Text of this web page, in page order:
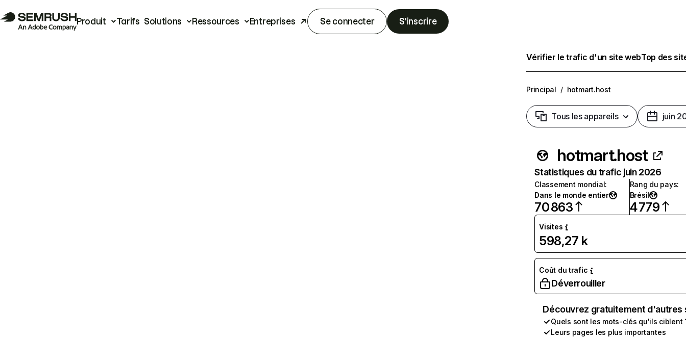
Produit Tarifs Solutions Ressources Entreprises Se connecter S'inscrire
Vérifier le trafic d'un site webTop des
Principal / hotmart.host
Tous les appareils juin
hotmart.host
Statistiques du trafic juin 2026
Classement mondial:
Dans le monde entier
70 863
Rang du pays:
Brésil
4 779
Visites
598,27 k
Coût du trafic
Déverrouiller
Découvrez gratuitement
Quels sont les mots-clés qu'ils ciblent
Leurs pages les plus importantes